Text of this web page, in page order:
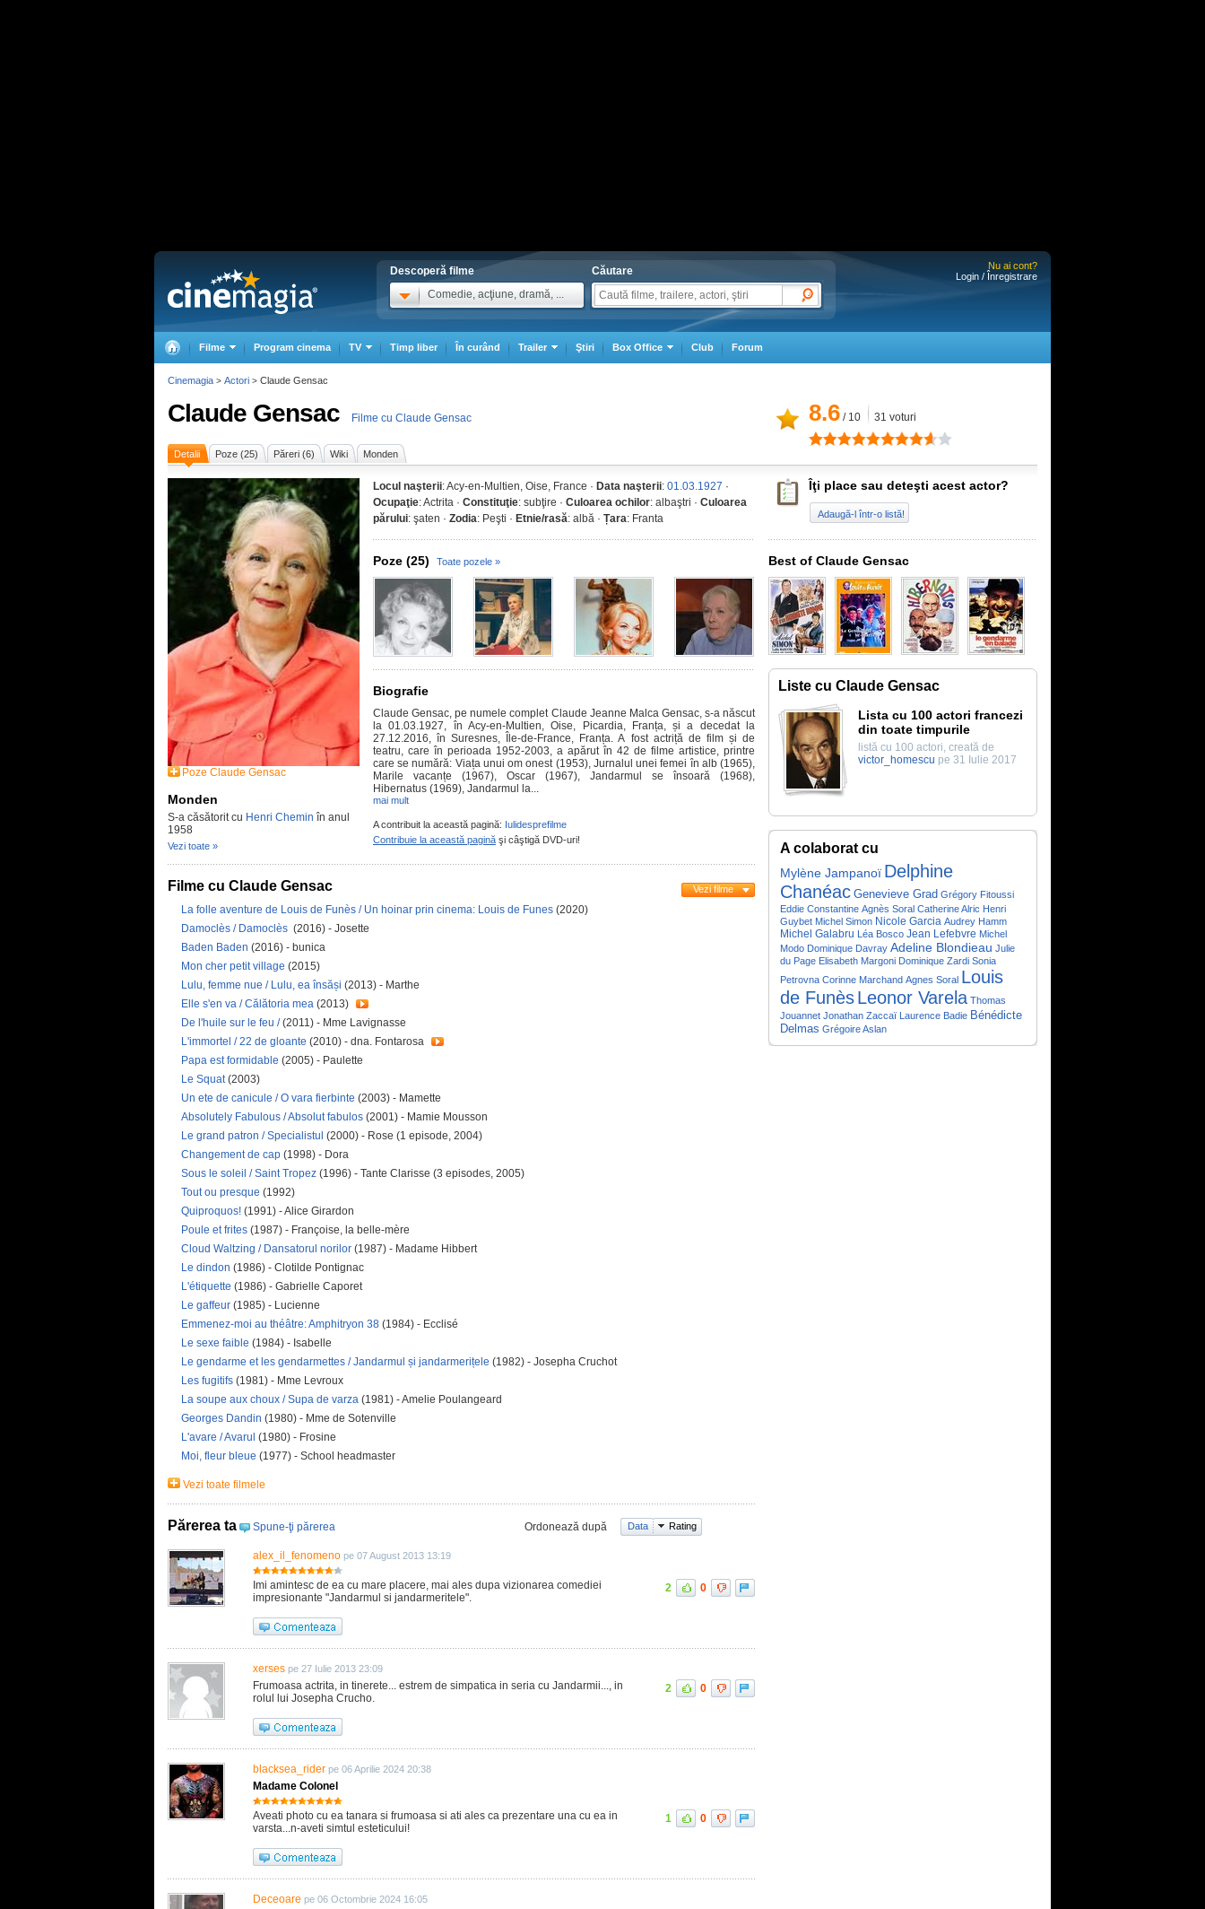
Descoperă filme
Comedie, acţiune, dramă, ...
Căutare
Nu ai cont?
Login / Înregistrare
Filme Program cinema TV Timp liber În curând Trailer Ştiri Box Office Club Forum
Claude Gensac Filme cu Claude Gensac 8.6 / 10 31 voturi
Detalii Poze (25) Păreri (6) Wiki Monden
Poze Claude Gensac
Monden
S-a căsătorit cu Henri Chemin în anul
1958
Vezi toate »
Locul naşterii: Acy-en-Multien, Oise, France · Data naşterii: 01.03.1927 ·
Ocupaţie: Actrita · Constituţie: subţire · Culoarea ochilor: albaştri · Culoarea
părului: şaten · Zodia: Peşti · Etnie/rasă: albă · Țara: Franta
Poze (25) Toate pozele »
Biografie
Claude Gensac, pe numele complet Claude Jeanne Malca Gensac, s-a născut
la 01.03.1927, în Acy-en-Multien, Oise, Picardia, Franța, și a decedat la
27.12.2016, în Suresnes, Île-de-France, Franța. A fost actriță de film și de
teatru, care în perioada 1952-2003, a apărut în 42 de filme artistice, printre
care se numără: Viața unui om onest (1953), Jurnalul unei femei în alb (1965),
Marile vacanțe (1967), Oscar (1967), Jandarmul se însoară (1968),
Hibernatus (1969), Jandarmul la...
mai mult
A contribuit la această pagină: Iulidesprefilme
Contribuie la această pagină şi câştigă DVD-uri!
Filme cu Claude Gensac Vezi filme
La folle aventure de Louis de Funès / Un hoinar prin cinema: Louis de Funes (2020)
Damoclès / Damoclès (2016) - Josette
Baden Baden (2016) - bunica
Mon cher petit village (2015)
Lulu, femme nue / Lulu, ea însăși (2013) - Marthe
Elle s'en va / Călătoria mea (2013)
De l'huile sur le feu /(2011) - Mme Lavignasse
L'immortel / 22 de gloante (2010) - dna. Fontarosa
Papa est formidable (2005) - Paulette
Le Squat(2003)
Un ete de canicule / O vara fierbinte (2003) - Mamette
Absolutely Fabulous / Absolut fabulos (2001) - Mamie Mousson
Le grand patron / Specialistul (2000) - Rose (1 episode, 2004)
Changement de cap (1998) - Dora
Sous le soleil / Saint Tropez (1996) - Tante Clarisse (3 episodes, 2005)
Tout ou presque (1992)
Quiproquos! (1991) - Alice Girardon
Poule et frites (1987) - Françoise, la belle-mère
Cloud Waltzing / Dansatorul norilor (1987) - Madame Hibbert
Le dindon (1986) - Clotilde Pontignac
L'étiquette (1986) - Gabrielle Caporet
Le gaffeur (1985) - Lucienne
Emmenez-moi au théâtre: Amphitryon 38 (1984) - Ecclisé
Le sexe faible (1984) - Isabelle
Le gendarme et les gendarmettes / Jandarmul și jandarmerițele (1982) - Josepha Cruchot
Les fugitifs (1981) - Mme Levroux
La soupe aux choux / Supa de varza (1981) - Amelie Poulangeard
Georges Dandin (1980) - Mme de Sotenville
L'avare / Avarul (1980) - Frosine
Moi, fleur bleue (1977) - School headmaster
Vezi toate filmele
Părerea ta Spune-ţi părerea Ordonează după Data Rating
alex_il_fenomeno pe 07 August 2013 13:19
Imi amintesc de ea cu mare placere, mai ales dupa vizionarea comediei
impresionante "Jandarmul si jandarmeritele".
2 0
xerses pe 27 Iulie 2013 23:09
Frumoasa actrita, in tinerete... estrem de simpatica in seria cu Jandarmii..., in
rolul lui Josepha Crucho.
2 0
blacksea_rider pe 06 Aprilie 2024 20:38
Madame Colonel
Aveati photo cu ea tanara si frumoasa si ati ales ca prezentare una cu ea in
varsta...n-aveti simtul esteticului!
1 0
Deceoare pe 06 Octombrie 2024 16:05
Îţi place sau deteşti acest actor?
Adaugă-l într-o listă!
Best of Claude Gensac
Liste cu Claude Gensac
Lista cu 100 actori francezi
din toate timpurile
listă cu 100 actori, creată de
victor_homescu pe 31 Iulie 2017
A colaborat cu
Mylène Jampanoï Delphine
Chanéac Genevieve Grad Grégory Fitoussi
Eddie Constantine Agnès Soral Catherine Alric Henri
Guybet Michel Simon Nicole Garcia Audrey Hamm
Michel Galabru Léa Bosco Jean Lefebvre Michel
Modo Dominique Davray Adeline Blondieau Julie
du Page Elisabeth Margoni Dominique Zardi Sonia
Petrovna Corinne Marchand Agnes Soral Louis
de FunèsLeonor Varela Thomas
Jouannet Jonathan Zaccaï Laurence Badie Bénédicte
Delmas Grégoire Aslan
Cinemagia > Actori > Claude Gensac